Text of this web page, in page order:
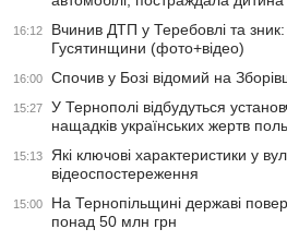
16:12
Вчинив ДТП у Теребовлі та
Гусятинщини (фото+відео)
16:00 Спочив у Бозі відомий на
15:27
У Тернополі відбудуться
нащадків українських жертв
15:13
Які ключові характеристики у
відеоспостереження
15:00
На Тернопільщині державі
понад 50 млн грн